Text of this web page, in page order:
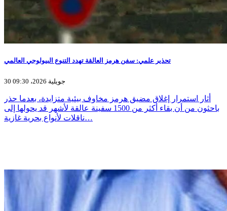
تحذير علمي: سفن هرمز العالقة تهدد التنوع البيولوجي العالمي
30 جويلية 2026، 09:30
أثار استمرار إغلاق مضيق هرمز مخاوف بيئية متزايدة، بعدما حذر
باحثون من أن بقاء أكثر من 1500 سفينة عالقة لأشهر قد يحولها إلى
ناقلات لأنواع بحرية غازية…